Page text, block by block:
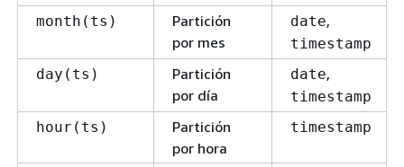
month(ts)
Partición
por mes
date,
timestamp
day(ts)
Partición
por día
date,
timestamp
hour(ts)
Partición
por hora
timestamp